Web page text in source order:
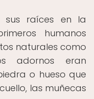
sus raíces en la
humanos
naturales como
adornos eran
o hueso que
las muñecas